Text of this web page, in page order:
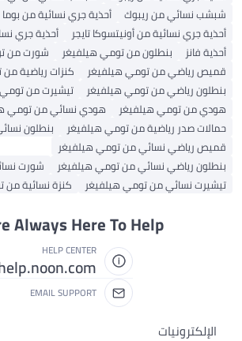
شبشب نسائي من ريبوك
أحذية جري نسائية من بوما
أحذية جري نسائية من أونيتسوكا تايجر
أحذية جري
أحذية فانز
بنطلون من تومي هيلفيغر
شورت من
قميص رياضي من تومي هيلفيغر
كنزات رياضية
بنطلون رياضي من تومي هيلفيغر
تيشيرت من
هودي من تومي هيلفيغر
هودي نسائي من تومي
حمالات صدر رياضية من تومي هيلفيغر
بنطلون
قميص رياضي نسائي من تومي هيلفيغر
بنطلون رياضي نسائي من تومي هيلفيغر
شورت
تيشيرت نسائي من تومي هيلفيغر
كنزة نسائية من
Always Here To Help
HELP CENTER
EMAIL SUPPORT
الإلكترونيات